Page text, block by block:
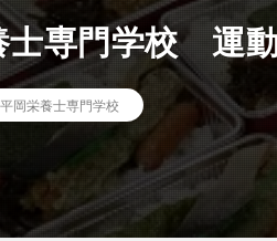
士専門学校 運
平岡栄養士専門学校